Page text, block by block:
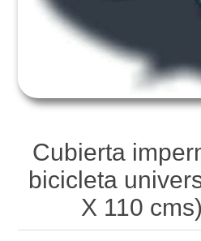
Equipos para Soldar
Generadores de Energía
Maletas para Herramientas
Cables y Candados de
Bombas de Aire
Gatos de Uña
Gatos Mecánicos de Escalera
Pistones Hidráulicos
Mesas Elevadoras
Patines Hidráulicos /
Montacargas Hidráulicos
Embellecimiento Automotriz
Productos para Limpieza
Aromatizantes
Cubierta
bicicleta
X 110